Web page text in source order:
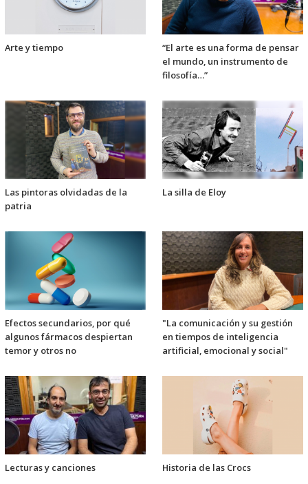
Arte y tiempo
“El arte es una forma de pensar
el mundo, un instrumento de
filosofía…”
Las pintoras olvidadas de la
patria
La silla de Eloy
Efectos secundarios, por qué
algunos fármacos despiertan
temor y otros no
"La comunicación y su gestión
en tiempos de inteligencia
artificial, emocional y social"
Lecturas y canciones Historia de las Crocs